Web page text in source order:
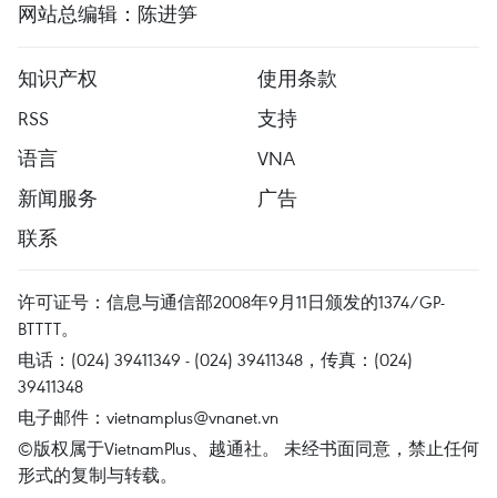
网站总编辑：陈进笋
知识产权
使用条款
RSS
支持
语言
VNA
新闻服务
广告
联系
许可证号：信息与通信部2008年9月11日颁发的1374/GP-
BTTTT。
电话：(024) 39411349 - (024) 39411348，传真：(024)
39411348
电子邮件： vietnamplus@vnanet.vn
©版权属于VietnamPlus、越通社。 未经书面同意，禁止任何
形式的复制与转载。